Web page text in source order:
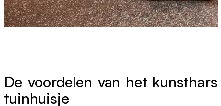
De voordelen van het kunsthars
tuinhuisje